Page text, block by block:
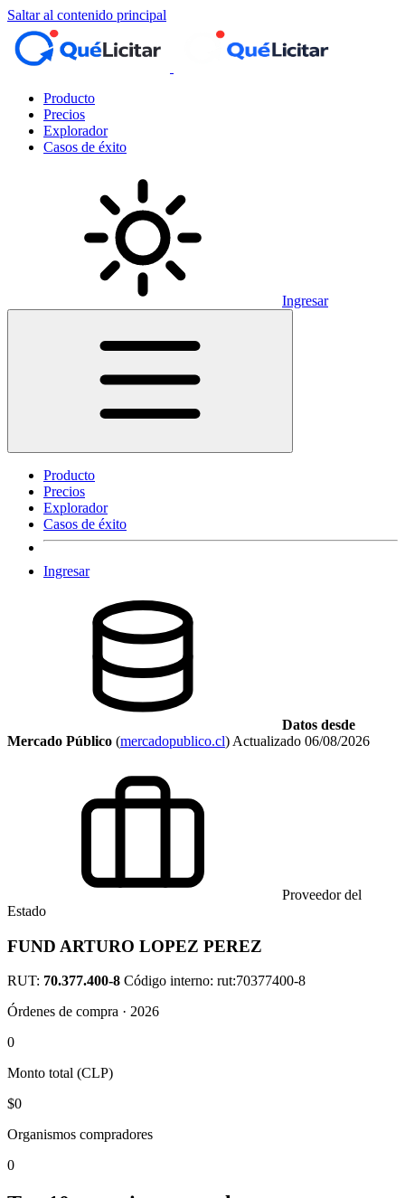
Saltar al contenido principal
Producto
Precios
Explorador
Casos de éxito
Ingresar
Producto
Precios
Explorador
Casos de éxito
Ingresar
Datos desde
Mercado Público (mercadopublico.cl) Actualizado 06/08/2026
Proveedor del
Estado
FUND ARTURO LOPEZ PEREZ
RUT: 70.377.400-8 Código interno: rut:70377400-8
Órdenes de compra · 2026
0
Monto total (CLP)
$0
Organismos compradores
0